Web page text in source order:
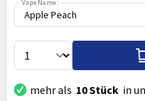
Vape Name:
mehr als 10 Stück in